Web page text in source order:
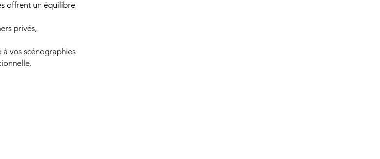
offrent un équilibre
privés,
vos scénographies